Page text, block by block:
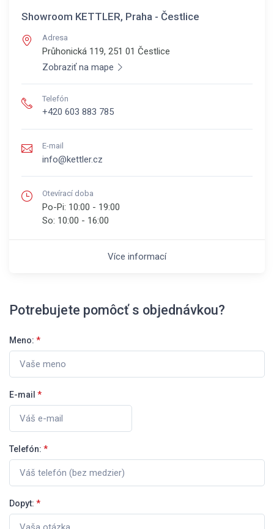
Showroom KETTLER, Praha - Čestlice
Adresa
Průhonická 119, 251 01 Čestlice
Zobraziť na mape
Telefón
+420 603 883 785
E-mail
info@kettler.cz
Otevírací doba
Po-Pi: 10:00 - 19:00
So: 10:00 - 16:00
Více informací
Potrebujete pomôcť s objednávkou?
Meno: *
E-mail *
Telefón: *
Dopyt: *